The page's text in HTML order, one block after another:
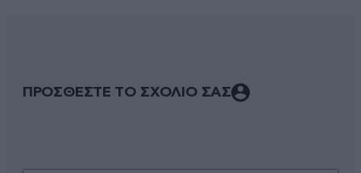
ΠΡΟΣΘΕΣΤΕ ΤΟ ΣΧΟΛΙΟ ΣΑΣ